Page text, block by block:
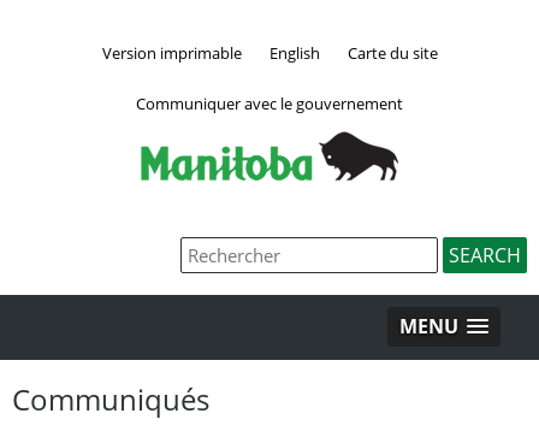
Version imprimable English Carte du site
Communiquer avec le gouvernement
MENU
Communiqués